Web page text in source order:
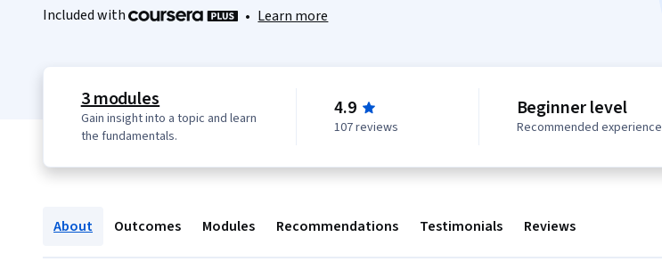
Included with
• Learn more
3 modules
Gain insight into a topic and learn
the fundamentals.
4.9
107 reviews
Beginner level
Recommended experience
About Outcomes Modules Recommendations Testimonials Reviews